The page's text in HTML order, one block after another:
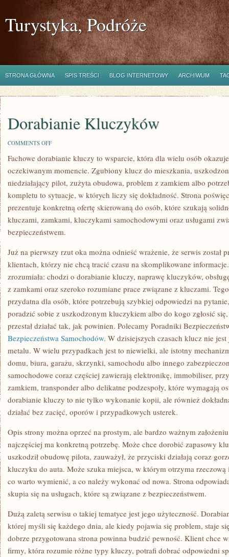
Turystyka, Podróże
STRONA GŁÓWNA SPIS TREŚCI BLOG INTERNETOWY ARCHIWUM
Dorabianie Kluczyków
COMMENTS OFFON
KLUCZYKÓW
Fachowe dorabianie kluczy to wsparcie, która dla wielu osób
oczekiwanym momencie. Zgubiony klucz do mieszkania,
niedziałający pilot, zużyta obudowa, problem z zamkiem albo
kompletu to sytuacje, w których liczy się dokładność. Strona
prezentuje konkretną ofertę skierowaną do osób, które szukają
kluczami, zamkami, kluczykami samochodowymi oraz usługami
bezpieczeństwem.
Już na pierwszy rzut oka można odnieść wrażenie, że serwis został
klientach, którzy nie chcą tracić czasu na skomplikowane
zrozumiała: chodzi o dorabianie kluczy, naprawę kluczyków,
z zamkami oraz szeroko rozumiane prace związane z kluczami.
przydatna dla osób, które potrzebują szybkiej odpowiedzi na
poradzić sobie z uszkodzonym kluczykiem albo do kogo zgłosić
przestał działać tak, jak powinien. Polecamy Poradniki
Bezpieczeństwa Samochodów. W dzisiejszych czasach klucz nie
metalu. W wielu przypadkach jest to niewielki, ale istotny
domu, biura, garażu, skrzynki, samochodu albo innego
samochodowe coraz częściej zawierają elektronikę, immobiliser,
zamkiem, transponder albo delikatne podzespoły, które wymagają
dorabianie kluczy to nie tylko wykonanie kopii, ale również
działać bez zacięć, oporów i przypadkowych usterek.
Opis strony można oprzeć na prostym, ale bardzo ważnym
najczęściej ma konkretną potrzebę. Może chce dorobić zapasowy
uszkodził obudowę pilota, zauważył, że przyciski działają coraz
kluczyku do auta. Może szuka miejsca, w którym otrzyma
co warto wymienić, a co należy wykonać od nowa. Strona
skupia się na usługach, które są związane z bezpieczeństwem.
Dużą zaletą serwisu o takiej tematyce jest jego użyteczność.
której myśli się każdego dnia, ale kiedy pojawia się problem, staje
dobrze przygotowana strona powinna budzić pewność. Klient chce
firmy, która rozumie różne typy kluczy, potrafi dobrać odpowiedni